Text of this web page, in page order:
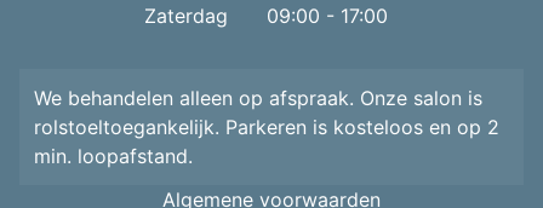
Zaterdag
09:00 - 17:00
We behandelen alleen op afspraak. Onze salon is
rolstoeltoegankelijk. Parkeren is kosteloos en op 2
min. loopafstand.
Algemene voorwaarden